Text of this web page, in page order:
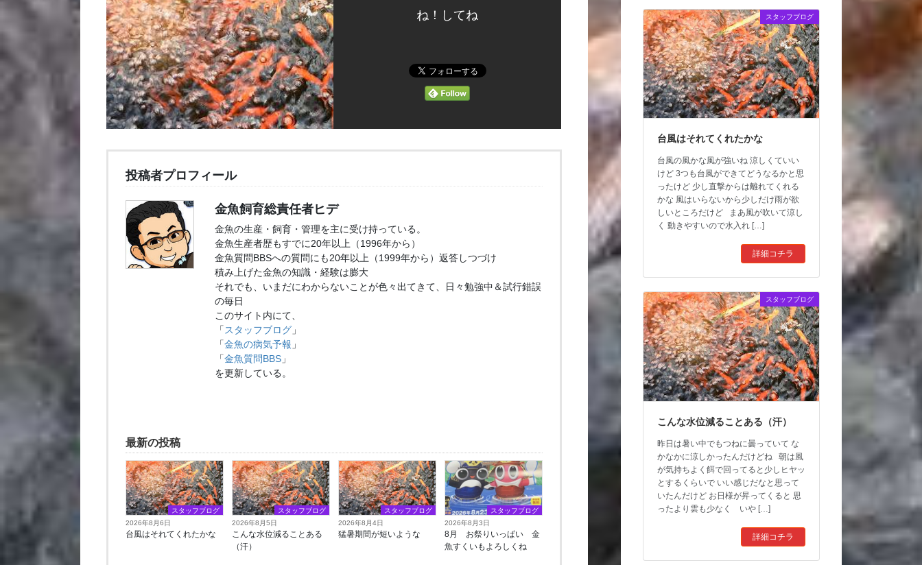
ね！してね
投稿者プロフィール
金魚飼育総責任者ヒデ
金魚の生産・飼育・管理を主に受け持っている。
金魚生産者歴もすでに20年以上（1996年から）
金魚質問BBSへの質問にも20年以上（1999年から）返答しつづけ
積み上げた金魚の知識・経験は膨大
それでも、いまだにわからないことが色々出てきて、日々勉強中＆試行錯誤
の毎日
このサイト内にて、
「スタッフブログ 」
「金魚の病気予報 」
「金魚質問BBS 」
を更新している。
最新の投稿
スタッフブログ
2026年8月6日
台風はそれてくれたかな
スタッフブログ
2026年8月5日
こんな水位減ることある
（汗）
スタッフブログ
2026年8月4日
猛暑期間が短いような
スタッフブログ
2026年8月3日
8月 お祭りいっぱい 金
魚すくいもよろしくね
スタッフブログ
台風はそれてくれたかな
台風の風かな風が強いね 涼しくていい
けど 3つも台風ができてどうなるかと思
ったけど 少し直撃からは離れてくれる
かな 風はいらないから少しだけ雨が欲
しいところだけど まあ風が吹いて涼し
く 動きやすいので水入れ […]
詳細コチラ
スタッフブログ
こんな水位減ることある（汗）
昨日は暑い中でもつねに曇っていて な
かなかに涼しかったんだけどね 朝は風
が気持ちよく餌で回ってると少しヒヤッ
とするくらいで いい感じだなと思って
いたんだけど お日様が昇ってくると 思
ったより雲も少なく いや […]
詳細コチラ